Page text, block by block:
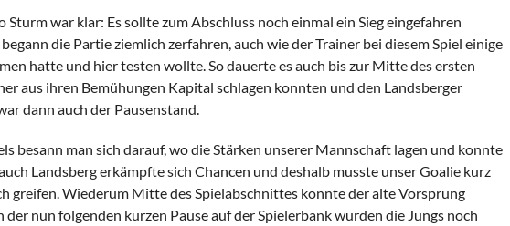
Sturm war klar: Es sollte zum Abschluss noch einmal ein Sieg eingefahren
die Partie ziemlich zerfahren, auch wie der Trainer bei diesem Spiel einige
hatte und hier testen wollte. So dauerte es auch bis zur Mitte des ersten
aus ihren Bemühungen Kapital schlagen konnten und den Landsberger
dann auch der Pausenstand.
besann man sich darauf, wo die Stärken unserer Mannschaft lagen und konnte
Landsberg erkämpfte sich Chancen und deshalb musste unser Goalie kurz
greifen. Wiederum Mitte des Spielabschnittes konnte der alte Vorsprung
nun folgenden kurzen Pause auf der Spielerbank wurden die Jungs noch